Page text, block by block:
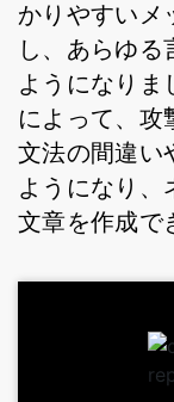
かりやすいメ
し、あらゆる
ようになりま
によって、攻
文法の間違い
ようになり、
文章を作成で